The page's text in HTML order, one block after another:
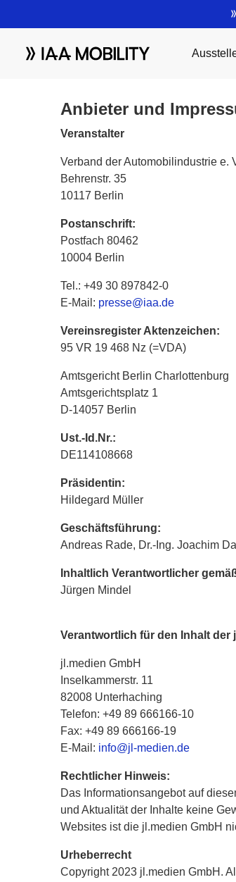
Anbieter und
Veranstalter
Verband der Automobilindustrie e.
Behrenstr. 35
10117 Berlin
Postanschrift:
Postfach 80462
10004 Berlin
Tel.: +49 30 897842-0
E-Mail: presse@iaa.de
Vereinsregister Aktenzeichen:
95 VR 19 468 Nz (=VDA)
Amtsgericht Berlin Charlottenburg
Amtsgerichtsplatz 1
D-14057 Berlin
Ust.-Id.Nr.:
DE114108668
Präsidentin:
Hildegard Müller
Geschäftsführung:
Andreas Rade, Dr.-Ing. Joachim
Inhaltlich Verantwortlicher
Jürgen Mindel
Verantwortlich für den Inhalt
jl.medien GmbH
Inselkammerstr. 11
82008 Unterhaching
Telefon: +49 89 666166-10
Fax: +49 89 666166-19
E-Mail: info@jl-medien.de
Rechtlicher Hinweis:
Das Informationsangebot auf
und Aktualität der Inhalte keine
Websites ist die jl.medien GmbH
Urheberrecht
Copyright 2023 jl.medien GmbH.